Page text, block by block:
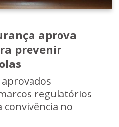
aprova
prevenir
regulatórios
convivência no